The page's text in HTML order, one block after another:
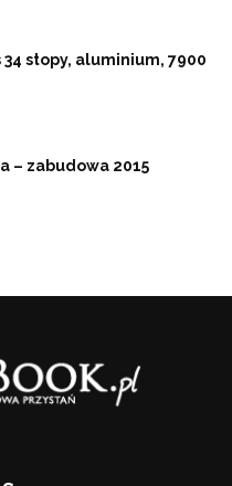
stopy, aluminium, 7900
– zabudowa 2015